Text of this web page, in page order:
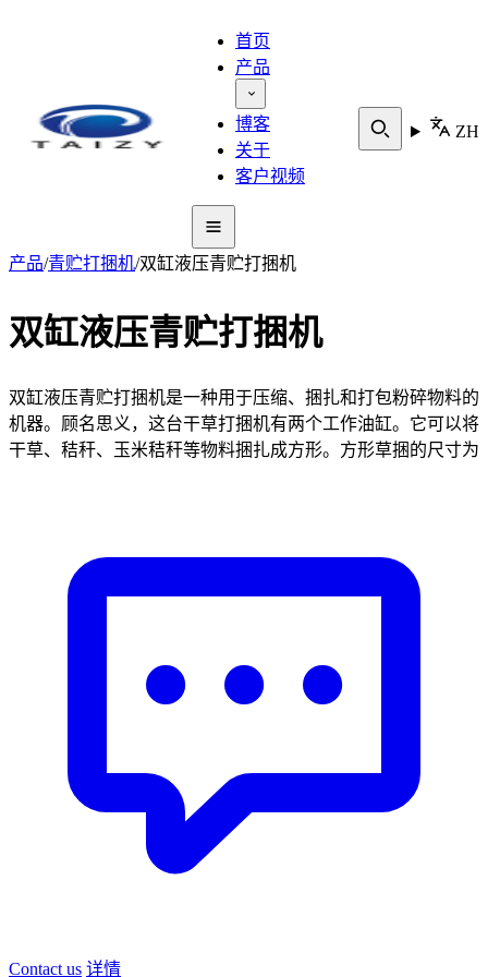
首页
产品
博客
关于
客户视频
ZH
产品/青贮打捆机/双缸液压青贮打捆机
双缸液压青贮打捆机
双缸液压青贮打捆机是一种用于压缩、捆扎和打包粉碎物料的
机器。顾名思义，这台干草打捆机有两个工作油缸。它可以将
干草、秸秆、玉米秸秆等物料捆扎成方形。方形草捆的尺寸为
Contact us 详情